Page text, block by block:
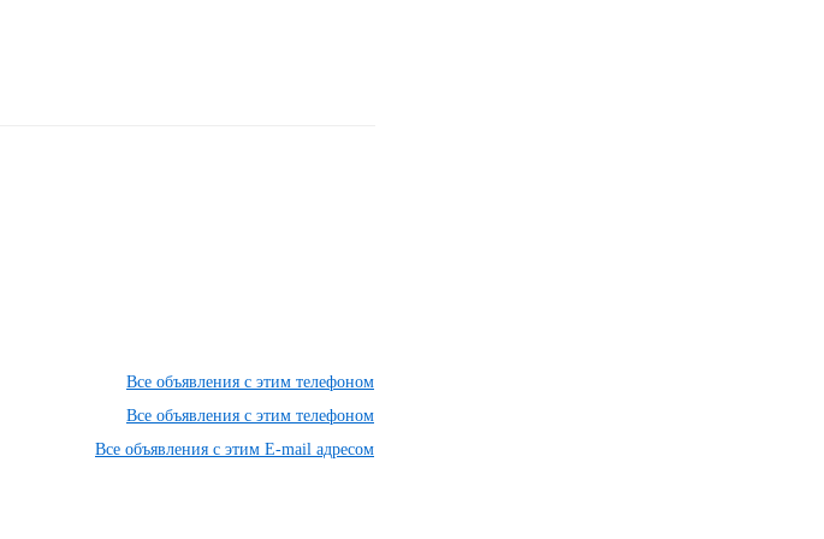
Все объявления с этим телефоном
Все объявления с этим телефоном
Все объявления с этим E-mail адресом